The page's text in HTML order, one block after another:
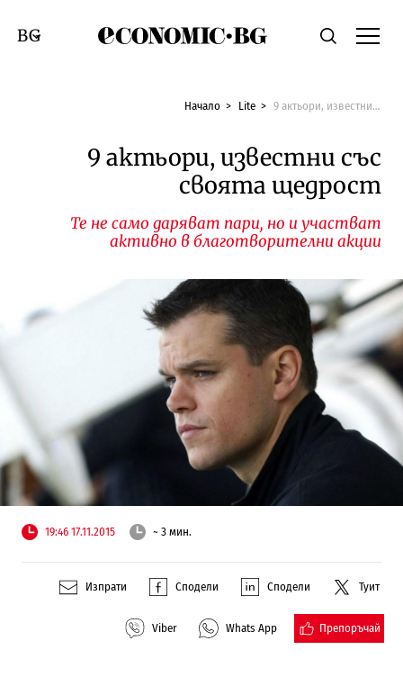
Economic.bgТърсене
Смяна на език
Начало Lite 9 актьори, известни със своята щедрост
9 актьори, известни със
своята щедрост
Те не само даряват пари, но и участват
активно в благотворителни акции
19:46 17.11.2015 ~ 3 мин.
Изпрати Сподели Сподели Туит
Viber Whats App Препоръчай